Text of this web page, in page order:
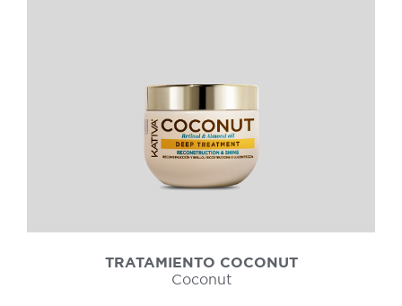
TRATAMIENTO COCONUT
Coconut